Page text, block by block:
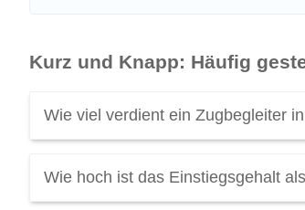
Kurz und Knapp: Häufig
Wie viel verdient ein Zugbegleiter
Zugbegleiter genug? Schauen Sie das
Wie hoch ist das Einstiegsgehalt